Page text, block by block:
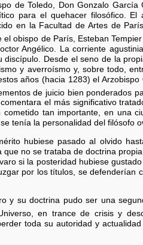
de Toledo, Don Gonzalo García
para el quehacer filosófico. El
en la Facultad de Artes de
obispo de París, Esteban
Angélico. La corriente
Desde el seno de la
y averroísmo y, sobre todo,
años (hacia 1283) el
de juicio bien ponderados
el más significativo
tan importante, en una
tenía la personalidad del filósofo
hubiese pasado al olvido
que no se trataba de doctrina
si la posteridad hubiese
por los títulos, se defenderían
y su doctrina pudo ser una
en trance de crisis y
toda su autoridad y